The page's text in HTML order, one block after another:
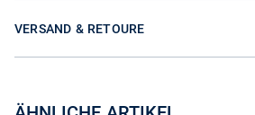
VERSAND & RETOURE